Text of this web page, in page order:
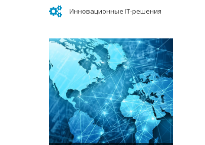
Инновационные IT-решения
Собственный центр
Бесплатный хостинг для